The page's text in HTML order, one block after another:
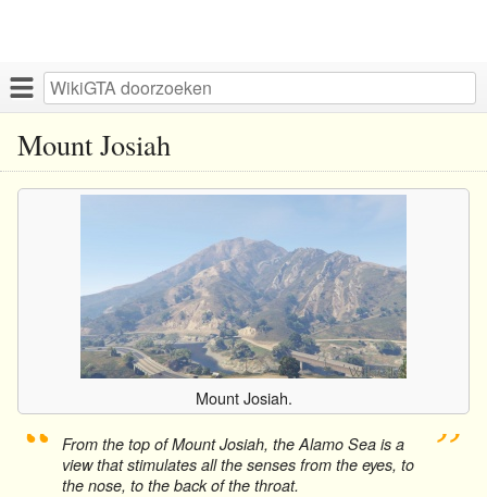
Mount Josiah
Mount Josiah.
“
From the top of Mount Josiah, the Alamo Sea is a
view that stimulates all the senses from the eyes, to
the nose, to the back of the throat.
”